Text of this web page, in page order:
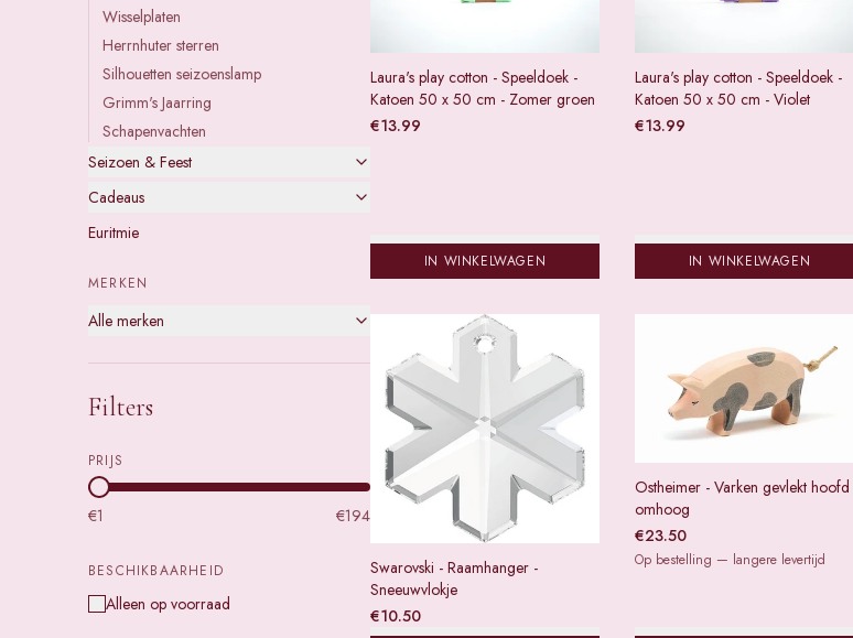
Wisselplaten
Herrnhuter sterren
Silhouetten seizoenslamp
Grimm's Jaarring
Schapenvachten
Seizoen & Feest
Cadeaus
Euritmie
MERKEN
Alle merken
Filters
PRIJS
€1 €194
BESCHIKBAARHEID
Alleen op voorraad
Laura's play cotton - Speeldoek -
Katoen 50 x 50 cm - Zomer groen
€13.99
IN WINKELWAGEN
Laura's play cotton - Speeldoek -
Katoen 50 x 50 cm - Violet
€13.99
IN WINKELWAGEN
Swarovski - Raamhanger -
Sneeuwvlokje
€10.50
Ostheimer - Varken gevlekt hoofd
omhoog
€23.50
Op bestelling — langere levertijd